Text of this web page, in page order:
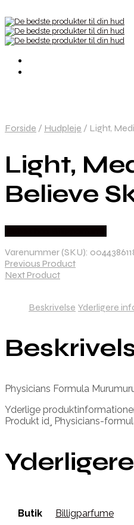
Forside / Hudpleje / Light,
Light,
Believe
Varenummer (SKU):
Previous Product
Next Product
Beskrivelse Yderligere
Physicians Formula
Yderlige
Produkt id¸ Physicians-
Butik Billigparfume